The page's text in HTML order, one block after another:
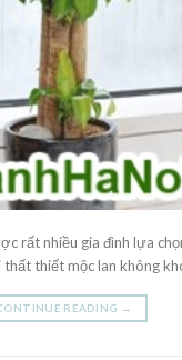
rất nhiều gia đình lựa
thiết mộc lan không
READING →